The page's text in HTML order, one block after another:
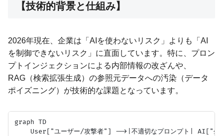
【技術的背景と仕組み】
2026年現在、企業は「AIを使わないリスク」よりも「AI
を制御できないリスク」に直面しています。特に、プロン
プトインジェクションによる内部情報の改ざんや、
RAG（検索拡張生成）の参照元データへの汚染（データ
ポイズニング）が技術的な課題となっています。
graph TD
User["ユーザー/攻撃者"] -->|不適切なプロンプト| AI["